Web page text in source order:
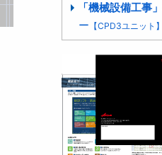
「機械設備工事」
ー 【CPD3ユニット】